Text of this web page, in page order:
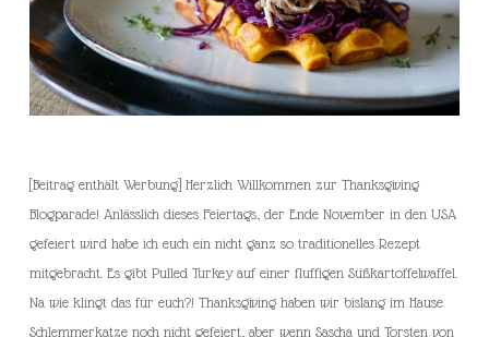
[Beitrag enthält Werbung] Herzlich Willkommen zur Thanksgiving
Blogparade! Anlässlich dieses Feiertags, der Ende November in den USA
gefeiert wird habe ich euch ein nicht ganz so traditionelles Rezept
mitgebracht. Es gibt Pulled Turkey auf einer fluffigen Süßkartoffelwaffel.
Na wie klingt das für euch?! Thanksgiving haben wir bislang im Hause
Schlemmerkatze noch nicht gefeiert, aber wenn Sascha und Torsten von